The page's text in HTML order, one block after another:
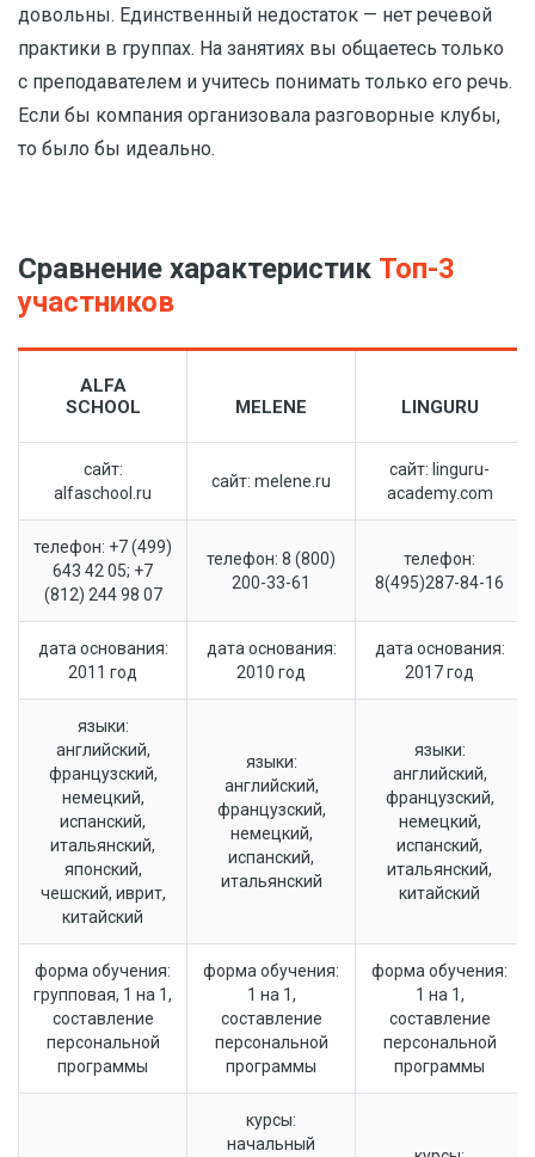
довольны. Единственный недостаток — нет речевой
практики в группах. На занятиях вы общаетесь только
с преподавателем и учитесь понимать только его речь.
Если бы компания организовала разговорные клубы,
то было бы идеально.
Сравнение характеристик Топ-3
участников
ALFA
SCHOOL
MELENE LINGURU
сайт:
alfaschool.ru
сайт: melene.ru
сайт: linguru-
academy.com
телефон: +7 (499)
643 42 05; +7
(812) 244 98 07
телефон: 8 (800)
200-33-61
телефон:
8(495)287-84-16
дата основания:
2011 год
дата основания:
2010 год
дата основания:
2017 год
языки:
английский,
французский,
немецкий,
испанский,
итальянский,
японский,
чешский, иврит,
китайский
языки:
английский,
французский,
немецкий,
испанский,
итальянский
языки:
английский,
французский,
немецкий,
испанский,
итальянский,
китайский
форма обучения:
групповая, 1 на 1,
составление
персональной
программы
форма обучения:
1 на 1,
составление
персональной
программы
форма обучения:
1 на 1,
составление
персональной
программы
курсы:
начальный